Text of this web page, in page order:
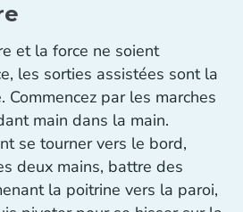
et la force ne soient
les sorties assistées sont la
Commencez par les marches
main dans la main.
se tourner vers le bord,
deux mains, battre des
la poitrine vers la paroi,